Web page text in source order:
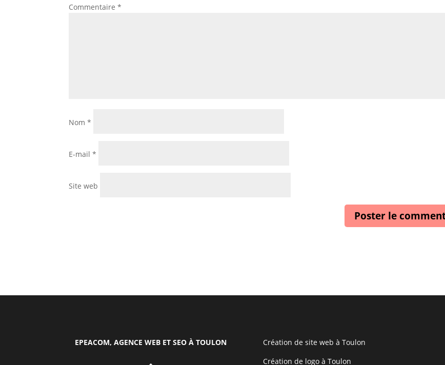
Commentaire*
Nom*
E-mail*
Site web
EPEACOM, AGENCE WEB ET SEO À TOULON
Création de site web à Toulon
Création de logo à Toulon